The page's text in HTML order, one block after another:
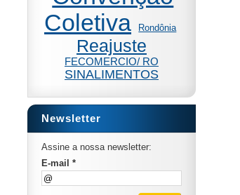
Coletiva
Rondônia
Reajuste
FECOMERCIO/ RO
SINALIMENTOS
Newsletter
Assine a nossa newsletter:
E-mail *